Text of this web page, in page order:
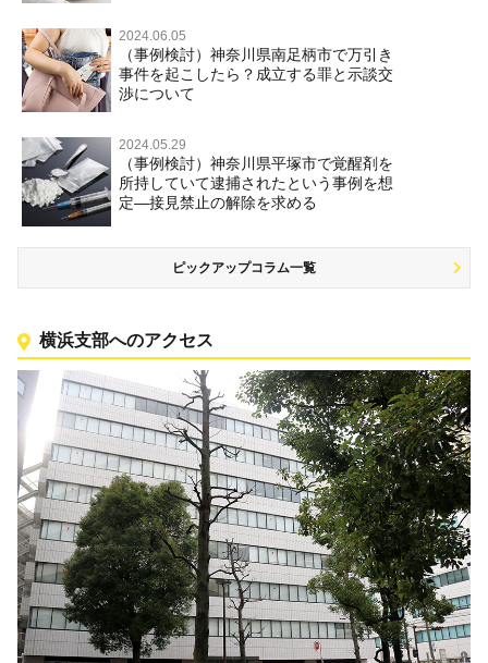
2024.06.05
（事例検討）神奈川県南足柄市で万引き
事件を起こしたら？成立する罪と示談交
渉について
2024.05.29
（事例検討）神奈川県平塚市で覚醒剤を
所持していて逮捕されたという事例を想
定―接見禁止の解除を求める
ピックアップコラム一覧
横浜支部へのアクセス